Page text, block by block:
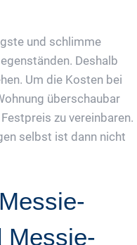
und schlimme
Deshalb
Um die Kosten bei
überschaubar
zu vereinbaren.
selbst ist dann nicht
Messie-